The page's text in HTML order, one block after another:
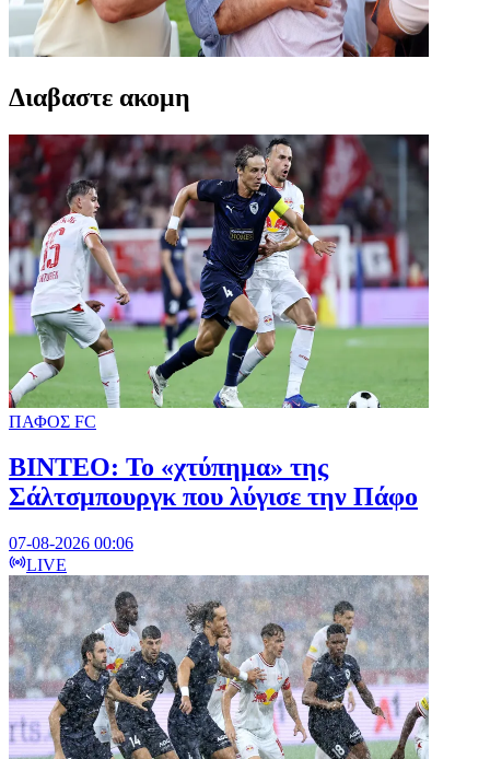
Διαβαστε ακομη
ΠΑΦΟΣ FC
ΒΙΝΤΕΟ: Το «χτύπημα» της
Σάλτσμπουργκ που λύγισε την Πάφο
07-08-2026 00:06
LIVE